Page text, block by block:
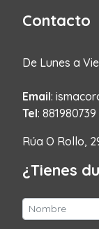
Contacto
De Lunes a
Email:
Tel: 881980739
Rúa O Rollo,
¿Tienes